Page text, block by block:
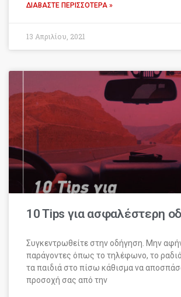
ΔΙΑΒΆΣΤΕ ΠΕΡΙΣΣΌΤΕΡΑ »
13 Απριλίου, 2021
10 Tips για ασφαλέστερη
Συγκεντρωθείτε στην οδήγηση. Μην
παράγοντες όπως το τηλέφωνο, το
τα παιδιά στο πίσω κάθισμα να
προσοχή σας από την